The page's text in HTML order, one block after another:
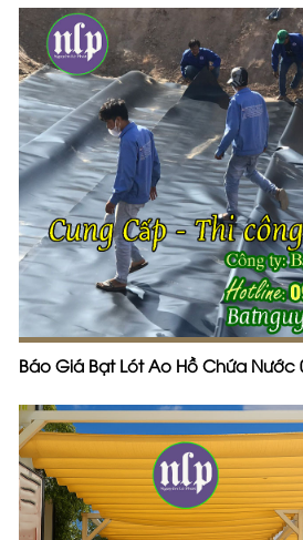
Báo Giá Bạt Lót Ao Hồ Chứa Nước
Thi Công Mái Che , Mái Xếp Di